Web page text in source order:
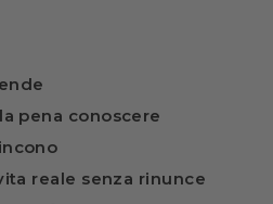
pena conoscere
reale senza rinunce